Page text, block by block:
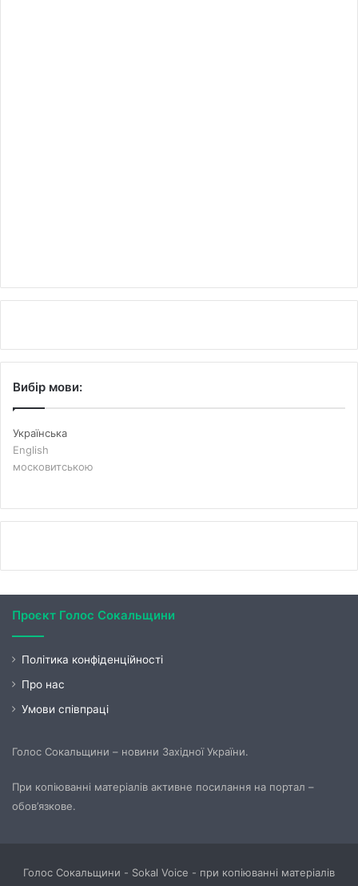
Вибір мови:
Українська
English
московитською
Проєкт Голос Сокальщини
Політика конфіденційності
Про нас
Умови співпраці
Голос Сокальщини – новини Західної України.
При копіюванні матеріалів активне посилання на портал –
обов’язкове.
Голос Сокальщини - Sokal Voice - при копіюванні матеріалів